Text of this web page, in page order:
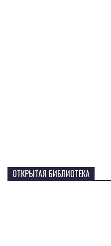
ОТКРЫТАЯ БИБЛИОТЕКА